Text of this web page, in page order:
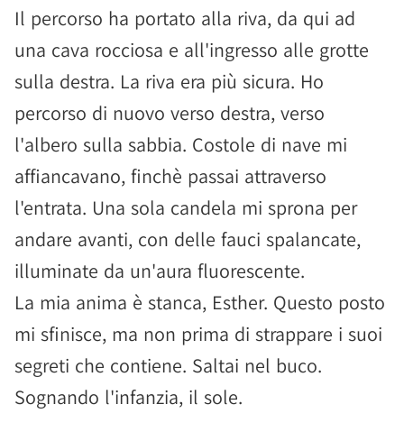
Il percorso ha portato alla riva, da qui ad
una cava rocciosa e all'ingresso alle grotte
sulla destra. La riva era più sicura. Ho
percorso di nuovo verso destra, verso
l'albero sulla sabbia. Costole di nave mi
affiancavano, finchè passai attraverso
l'entrata. Una sola candela mi sprona per
andare avanti, con delle fauci spalancate,
illuminate da un'aura fluorescente.
La mia anima è stanca, Esther. Questo posto
mi sfinisce, ma non prima di strappare i suoi
segreti che contiene. Saltai nel buco.
Sognando l'infanzia, il sole.